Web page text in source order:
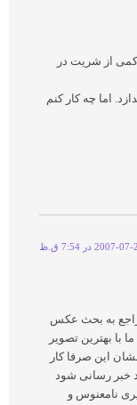
از شریت در
اما چه کار کنم
07-22 در 7:54 ق.ظ
راجع به بحث عکس
با بهترین تصویر
این صرفا کار
خبر رسانی شود
نامعنوس و